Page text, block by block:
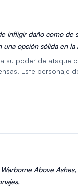
infligir daño como de
opción sólida en la
su poder de ataque
Este personaje
de curación, lo que lo
el potencial de
Above